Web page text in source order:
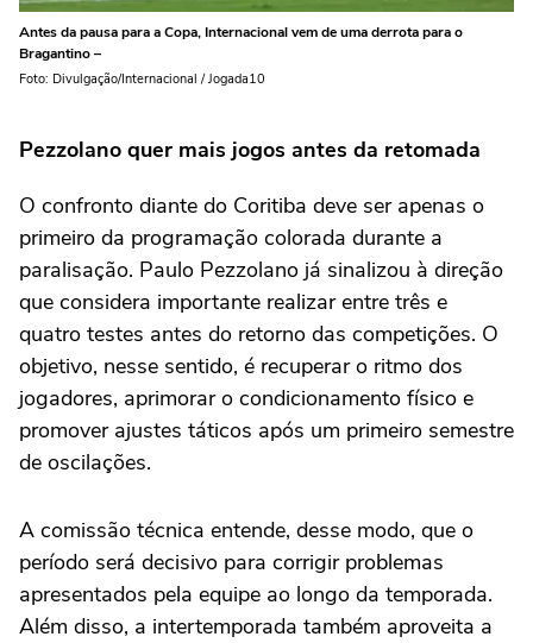
Antes da pausa para a Copa, Internacional vem de uma derrota para o
Bragantino –
Foto: Divulgação/Internacional / Jogada10
Pezzolano quer mais jogos antes da retomada
O confronto diante do Coritiba deve ser apenas o
primeiro da programação colorada durante a
paralisação. Paulo Pezzolano já sinalizou à direção
que considera importante realizar entre três e
quatro testes antes do retorno das competições. O
objetivo, nesse sentido, é recuperar o ritmo dos
jogadores, aprimorar o condicionamento físico e
promover ajustes táticos após um primeiro semestre
de oscilações.
A comissão técnica entende, desse modo, que o
período será decisivo para corrigir problemas
apresentados pela equipe ao longo da temporada.
Além disso, a intertemporada também aproveita a